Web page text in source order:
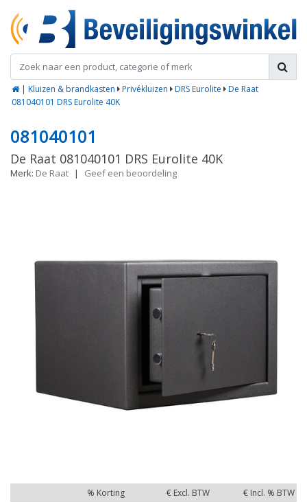
| Kluizen & brandkasten Privékluizen DRS Eurolite
De Raat
081040101 DRS Eurolite 40K
081040101
De Raat 081040101 DRS Eurolite 40K
Merk: De Raat | Geef een beoordeling
% Korting € Excl. BTW € Incl. % BTW